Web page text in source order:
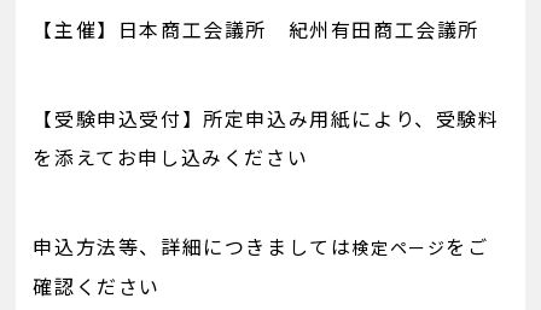
【主催】日本商工会議所 紀州有田商工会議所
【受験申込受付】所定申込み用紙により、受験料
を添えてお申し込みください
申込方法等、詳細につきましては検定ページをご
確認ください